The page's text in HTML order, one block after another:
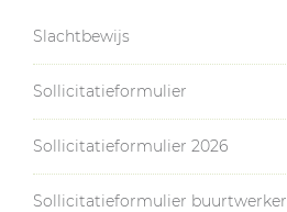
Slachtbewijs
Sollicitatieformulier
Sollicitatieformulier 2026
Sollicitatieformulier buurtwerker